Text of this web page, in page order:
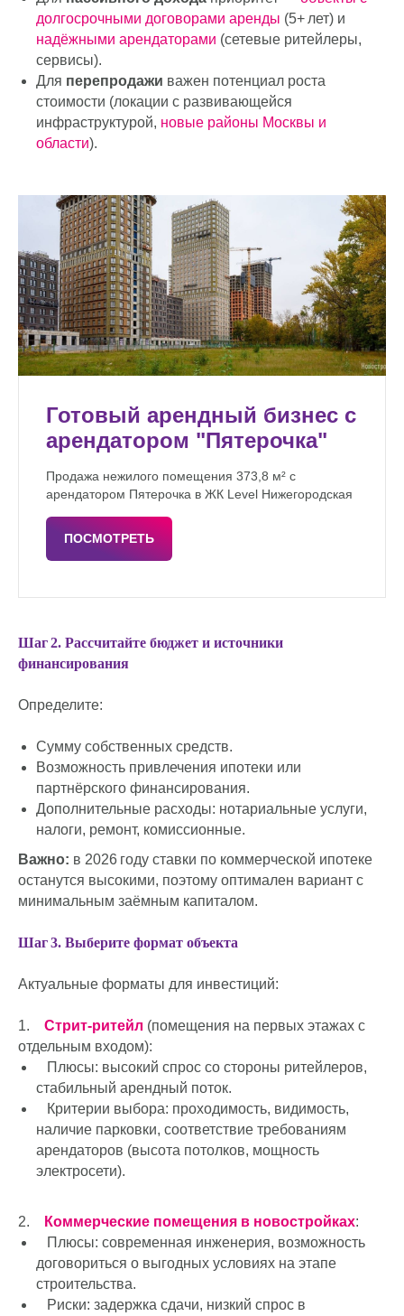
долгосрочными договорами аренды (5+ лет) и
надёжными арендаторами (сетевые ритейлеры,
сервисы).
Для перепродажи важен потенциал роста
стоимости (локации с развивающейся
инфраструктурой, новые районы Москвы и
области).
Готовый арендный бизнес с
арендатором "Пятерочка"
Продажа нежилого помещения 373,8 м² с
арендатором Пятерочка в ЖК Level Нижегородская
ПОСМОТРЕТЬ
Шаг 2. Рассчитайте бюджет и источники
финансирования
Определите:
Сумму собственных средств.
Возможность привлечения ипотеки или
партнёрского финансирования.
Дополнительные расходы: нотариальные услуги,
налоги, ремонт, комиссионные.
Важно: в 2026 году ставки по коммерческой ипотеке
останутся высокими, поэтому оптимален вариант с
минимальным заёмным капиталом.
Шаг 3. Выберите формат объекта
Актуальные форматы для инвестиций:
1. Стрит‑ритейл (помещения на первых этажах с
отдельным входом):
Плюсы: высокий спрос со стороны ритейлеров,
стабильный арендный поток.
Критерии выбора: проходимость, видимость,
наличие парковки, соответствие требованиям
арендаторов (высота потолков, мощность
электросети).
2. Коммерческие помещения в новостройках:
Плюсы: современная инженерия, возможность
договориться о выгодных условиях на этапе
строительства.
Риски: задержка сдачи, низкий спрос в
Получить индивидуальное предложение